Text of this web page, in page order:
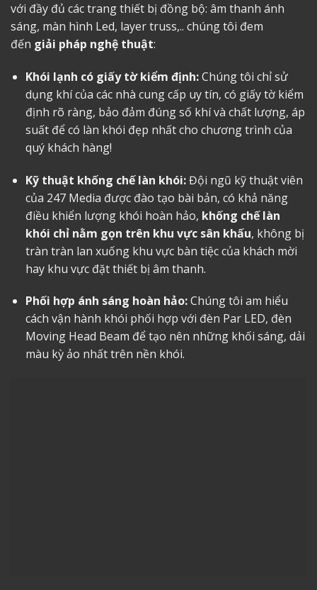
với đầy đủ các trang thiết bị đồng bộ: âm thanh ánh
sáng, màn hình Led, layer truss,.. chúng tôi đem
đến giải pháp nghệ thuật:
Khói lạnh có giấy tờ kiểm định:Chúng tôi chỉ sử
dụng khí của các nhà cung cấp uy tín, có giấy tờ kiểm
định rõ ràng, bảo đảm đúng số khí và chất lượng, áp
suất để có làn khói đẹp nhất cho chương trình của
quý khách hàng!
Kỹ thuật khống chế làn khói:Đội ngũ kỹ thuật viên
của 247 Media được đào tạo bài bản, có khả năng
điều khiển lượng khói hoàn hảo, khống chế làn
khói chỉ nằm gọn trên khu vực sân khấu, không bị
tràn tràn lan xuống khu vực bàn tiệc của khách mời
hay khu vực đặt thiết bị âm thanh.
Phối hợp ánh sáng hoàn hảo:Chúng tôi am hiểu
cách vận hành khói phối hợp với đèn Par LED, đèn
Moving Head Beam để tạo nên những khối sáng, dải
màu kỳ ảo nhất trên nền khói.